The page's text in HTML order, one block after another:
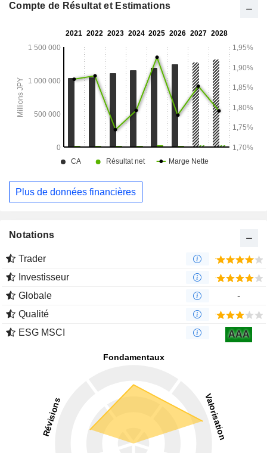
Compte de Résultat et Estimations
Plus de données financières
Notations
Trader
Investisseur
Globale
-
Qualité
ESG MSCI
AAA